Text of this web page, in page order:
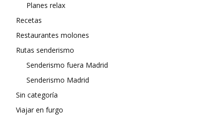
Planes relax
Recetas
Restaurantes molones
Rutas senderismo
Senderismo fuera Madrid
Senderismo Madrid
Sin categoría
Viajar en furgo